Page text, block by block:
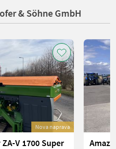
& Söhne GmbH
Nova naprava
V 1700 Super